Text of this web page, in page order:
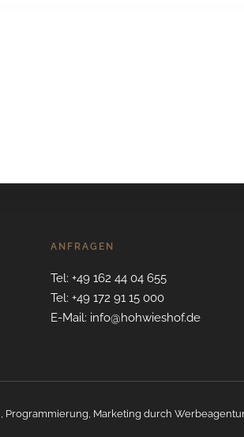
ANFRAGEN
Tel: +49 162 44 04 655
Tel: +49 172 91 15 000
E-Mail: info@hohwieshof.de
Programmierung, Marketing durch